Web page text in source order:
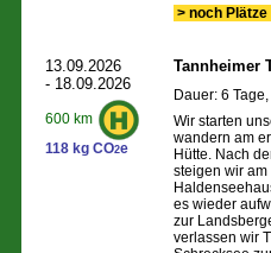
> noch
13.09.2026
- 18.09.2026
600 km
118 kg CO2e
Tannheimer
Dauer: 6
Wir starten
wandern am
Hütte. Nach
steigen wir
es wieder
zur
verlassen wir